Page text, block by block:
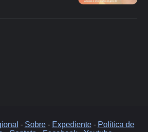
- Sobre- Expediente- Política de